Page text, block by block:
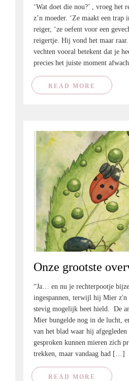
‘Wat doet die nou?’ , vroeg het
z’n moeder. ‘Ze maakt een trap
reiger, ‘ze oefent voor een
reigertje. Hij vond het maar
vechten vooral betekent dat je
precies het juiste moment
READ MORE
Onze grootste
“Ja… en nu je rechterpootje
ingespannen, terwijl hij Mier
stevig mogelijk beet hield. De
Mier bungelde nog in de lucht,
van het blad waar hij
gesproken kunnen mieren zich
trekken, maar vandaag had […]
READ MORE